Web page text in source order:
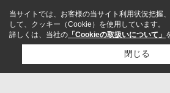
当サイトでは、お客様の当サイト利用状況把握
して、クッキー（Cookie）を使用しています。
詳しくは、当社の 「Cookieの取扱いについて」
閉じる